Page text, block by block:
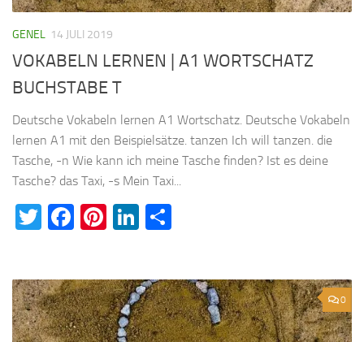
GENEL 14 JULI 2019
VOKABELN LERNEN | A1 WORTSCHATZ
BUCHSTABE T
Deutsche Vokabeln lernen A1 Wortschatz. Deutsche Vokabeln
lernen A1 mit den Beispielsätze. tanzen Ich will tanzen. die
Tasche, -n Wie kann ich meine Tasche finden? Ist es deine
Tasche? das Taxi, -s Mein Taxi...
Twitter
Facebook
Pinterest
LinkedIn
0